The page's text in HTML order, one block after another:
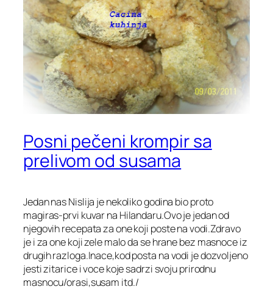
Posni pečeni krompir sa
prelivom od susama
Jedan nas Nislija je nekoliko godina bio proto
magiras-prvi kuvar na Hilandaru.Ovo je jedan od
njegovih recepata za one koji poste na vodi.Zdravo
je i za one koji zele malo da se hrane bez masnoce iz
drugih razloga.Inace,kod posta na vodi je dozvoljeno
jesti zitarice i voce koje sadrzi svoju prirodnu
masnocu/orasi,susam itd./